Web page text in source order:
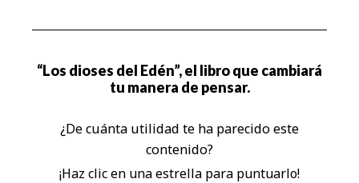
“Los dioses del Edén”, el libro que cambiará
tu manera de pensar.
¿De cuánta utilidad te ha parecido este
contenido?
¡Haz clic en una estrella para puntuarlo!